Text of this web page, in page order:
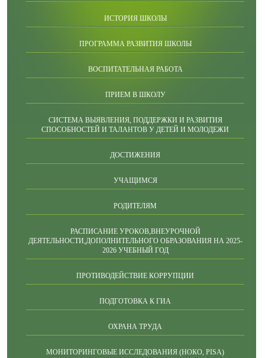
ИСТОРИЯ ШКОЛЫ
ПРОГРАММА РАЗВИТИЯ ШКОЛЫ
ВОСПИТАТЕЛЬНАЯ РАБОТА
ПРИЕМ В ШКОЛУ
СИСТЕМА ВЫЯВЛЕНИЯ, ПОДДЕРЖКИ И РАЗВИТИЯ
СПОСОБНОСТЕЙ И ТАЛАНТОВ У ДЕТЕЙ И МОЛОДЕЖИ
ДОСТИЖЕНИЯ
УЧАЩИМСЯ
РОДИТЕЛЯМ
РАСПИСАНИЕ УРОКОВ,ВНЕУРОЧНОЙ
ДЕЯТЕЛЬНОСТИ,ДОПОЛНИТЕЛЬНОГО ОБРАЗОВАНИЯ НА 2025-
2026 УЧЕБНЫЙ ГОД
ПРОТИВОДЕЙСТВИЕ КОРРУПЦИИ
ПОДГОТОВКА К ГИА
ОХРАНА ТРУДА
МОНИТОРИНГОВЫЕ ИССЛЕДОВАНИЯ (НОКО, PISA)